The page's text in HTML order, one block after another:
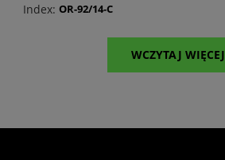
Index: OR-92/14-C
WCZYTAJ WIĘCEJ